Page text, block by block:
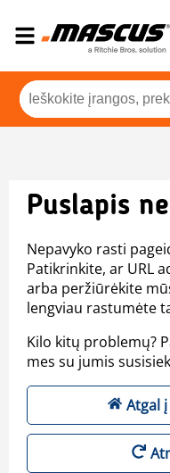
Puslapis
Nepavyko rasti
Patikrinkite, ar URL
arba peržiūrėkite
lengviau rastumėte
Kilo kitų problemų?
mes su jumis
Atgal